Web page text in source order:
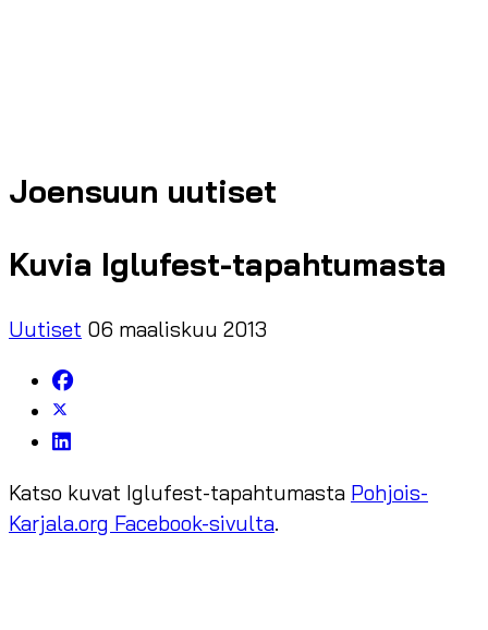
Joensuun uutiset
Kuvia Iglufest-tapahtumasta
Uutiset 06 maaliskuu 2013
Katso kuvat Iglufest-tapahtumasta Pohjois-
Karjala.org Facebook-sivulta.